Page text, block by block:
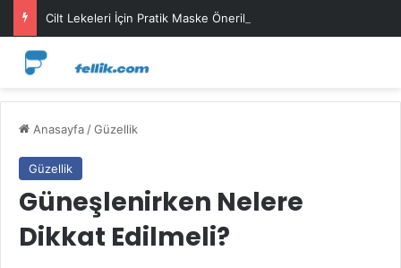
Cilt Lekeleri İçin Pratik Maske Önerileri
Anasayfa /Güzellik
Güzellik
Güneşlenirken Nelere
Dikkat Edilmeli?